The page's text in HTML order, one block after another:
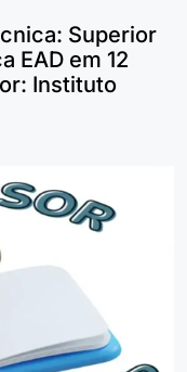
Superior
EAD em 12
Instituto